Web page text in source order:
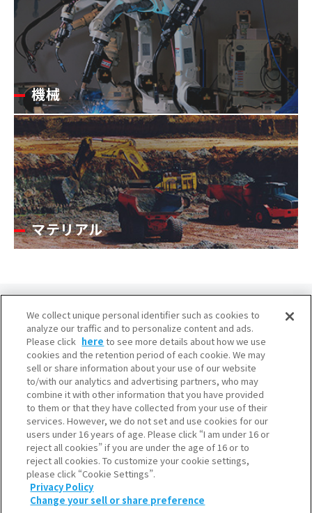
機械
マテリアル
大阪本社
産業ガス本部・水素本部
〒541-0053 大阪市中央区本町3-6-4
東京本社
産業ガス本部・水素本部
〒105-8458 東京都港区浜松町2-3-1
We collect unique personal identifier such as cookies to
analyze our traffic and to personalize content and ads.
Please click here to see more details about how we use
cookies and the retention period of each cookie. We may
sell or share information about your use of our website
to/with our analytics and advertising partners, who may
combine it with other information that you have provided
to them or that they have collected from your use of their
services. However, we do not set and use cookies for our
users under 16 years of age. Please click “I am under 16 or
reject all cookies” if you are under the age of 16 or to
reject all cookies. To customize your cookie settings,
please click “Cookie Settings”.
Privacy Policy
Change your sell or share preference